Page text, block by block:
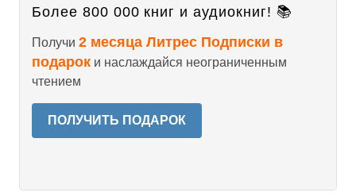
Более 800 000 книг и аудиокниг! 📚
Получи 2 месяца Литрес Подписки в
подарок и наслаждайся неограниченным
чтением
ПОЛУЧИТЬ ПОДАРОК